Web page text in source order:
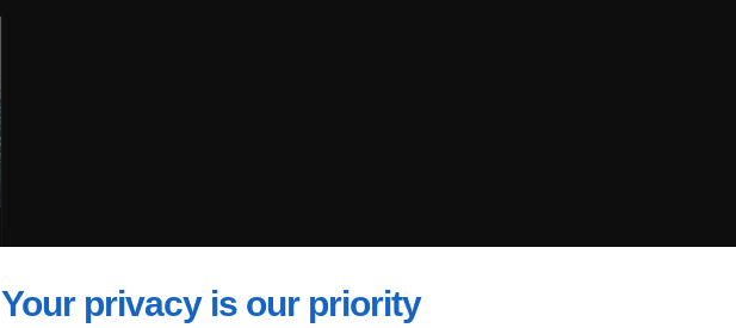
Your privacy is our priority